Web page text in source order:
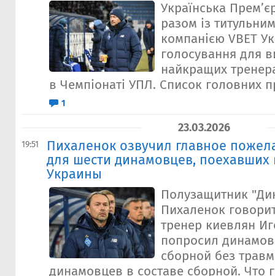
Українська
разом із
компанією VBET
голосування для
найкращих
в Чемпіонаті УПЛ. Список головних
1
23.03.2026
19:51
Пихаленок озвучил главное
для шести динамовцев, поехавших
Украины
Полузащитник
Пихаленок
тренер киевлян
попросил
сборной без
динамовцев в составе сборной. Что